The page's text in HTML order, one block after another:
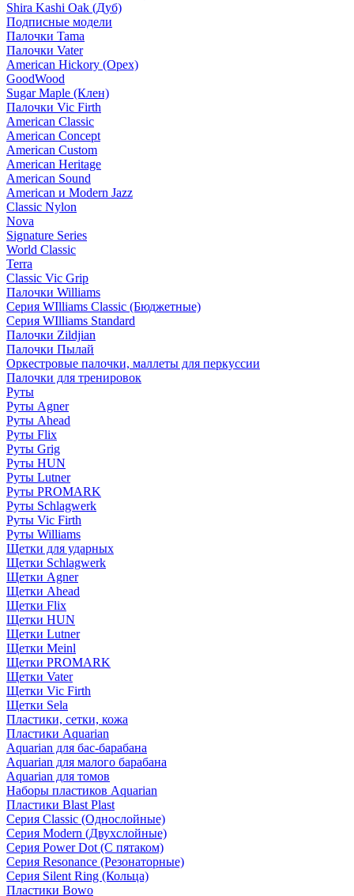
Shira Kashi Oak (Дуб)
Подписные модели
Палочки Tama
Палочки Vater
American Hickory (Орех)
GoodWood
Sugar Maple (Клен)
Палочки Vic Firth
American Classic
American Concept
American Custom
American Heritage
American Sound
American и Modern Jazz
Classic Nylon
Nova
Signature Series
World Classic
Terra
Classic Vic Grip
Палочки Williams
Серия WIlliams Classic (Бюджетные)
Серия WIlliams Standard
Палочки Zildjian
Палочки Пылай
Оркестровые палочки, маллеты для перкуссии
Палочки для тренировок
Руты
Руты Agner
Руты Ahead
Руты Flix
Руты Grig
Руты HUN
Руты Lutner
Руты PROMARK
Руты Schlagwerk
Руты Vic Firth
Руты Williams
Щетки для ударных
Щетки Schlagwerk
Щетки Agner
Щетки Ahead
Щетки Flix
Щетки HUN
Щетки Lutner
Щетки Meinl
Щетки PROMARK
Щетки Vater
Щетки Vic Firth
Щетки Sela
Пластики, сетки, кожа
Пластики Aquarian
Aquarian для бас-барабана
Aquarian для малого барабана
Aquarian для томов
Наборы пластиков Aquarian
Пластики Blast Plast
Серия Classic (Однослойные)
Серия Modern (Двухслойные)
Серия Power Dot (С пятаком)
Серия Resonance (Резонаторные)
Серия Silent Ring (Кольца)
Пластики Bowo